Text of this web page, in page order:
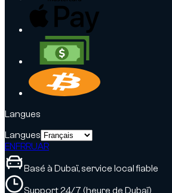
Langues
Langues
ENFRRUAR
Basé à Dubaï, service local fiable
Support 24/7 (heure de Dubaï)